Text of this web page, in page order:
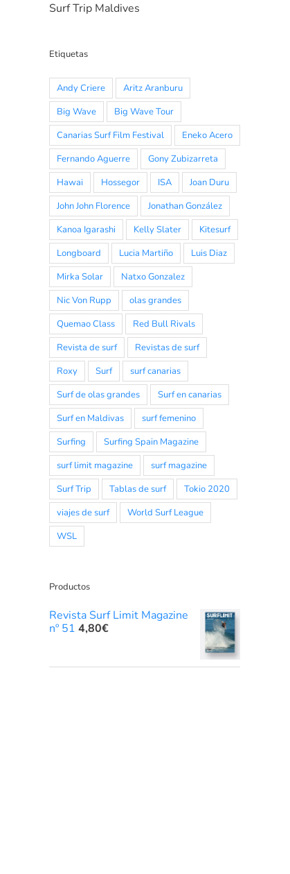
Surf Trip Maldives
Etiquetas
Andy Criere
Aritz Aranburu
Big Wave
Big Wave Tour
Canarias Surf Film Festival
Eneko Acero
Fernando Aguerre
Gony Zubizarreta
Hawai
Hossegor ISA
Joan Duru
John John Florence
Jonathan González
Kanoa Igarashi
Kelly Slater
Kitesurf
Longboard
Lucia Martiño
Luis Diaz
Mirka Solar
Natxo Gonzalez
Nic Von Rupp
olas grandes
Quemao Class
Red Bull Rivals
Revista de surf
Revistas de surf
Roxy
Surf
surf canarias
Surf de olas grandes
Surf en canarias
Surf en Maldivas
surf femenino
Surfing
Surfing Spain Magazine
surf limit magazine
surf magazine
Surf Trip
Tablas de surf
Tokio 2020
viajes de surf
World Surf League
WSL
Productos
Revista Surf Limit Magazine
nº 51 4,80€